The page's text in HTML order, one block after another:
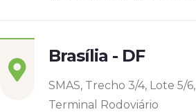
Brasília - DF
SMAS, Trecho 3/4, Lote 5/6,
Terminal Rodoviário